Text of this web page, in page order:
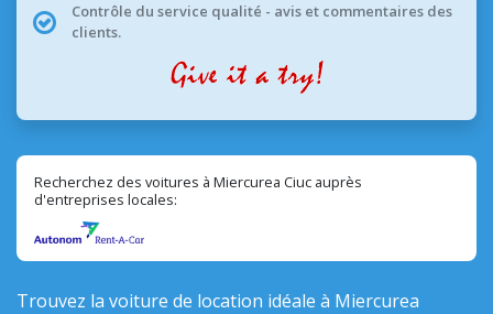
Contrôle du service qualité - avis et commentaires des
clients.
Recherchez des voitures à Miercurea Ciuc auprès
d'entreprises locales:
Trouvez la voiture de location idéale à Miercurea